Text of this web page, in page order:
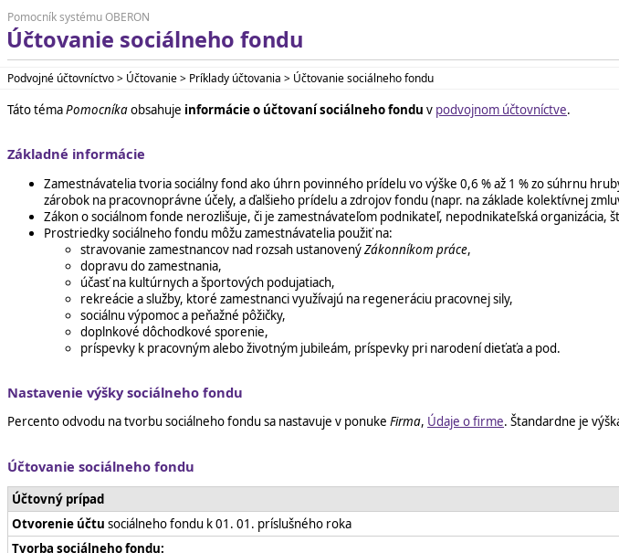
Pomocník systému OBERON
Účtovanie sociálneho fondu
Podvojné účtovníctvo > Účtovanie > Príklady účtovania > Účtovanie sociálneho fondu
Táto témaPomocníkaobsahuje informácie o účtovaní sociálneho fondu v podvojnom účtovníctve.
Základné informácie
Zamestnávatelia tvoria sociálny fond ako úhrn povinného prídelu vo výške 0,6 % až 1 % zo súhrnu
zárobok na pracovnoprávne účely, a ďalšieho prídelu a zdrojov fondu (napr. na základe kolektívnej
Zákon o sociálnom fonde nerozlišuje, či je zamestnávateľom podnikateľ, nepodnikateľská organizácia,
Prostriedky sociálneho fondu môžu zamestnávatelia použiť na:
stravovanie zamestnancov nad rozsah ustanovenýZákonníkom práce,
dopravu do zamestnania,
účasť na kultúrnych a športových podujatiach,
rekreácie a služby, ktoré zamestnanci využívajú na regeneráciu pracovnej sily,
sociálnu výpomoc a peňažné pôžičky,
doplnkové dôchodkové sporenie,
príspevky k pracovným alebo životným jubileám, príspevky pri narodení dieťaťa a pod.
Nastavenie výšky sociálneho fondu
Percento odvodu na tvorbu sociálneho fondu sa nastavuje v ponuke Firma, Údaje o firme. Štandardne je
Účtovanie sociálneho fondu
Účtovný prípad
Otvorenie účtu sociálneho fondu k 01. 01. príslušného roka
Tvorba sociálneho fondu: